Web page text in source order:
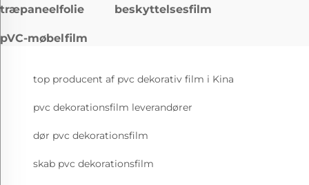
træpaneelfolie beskyttelsesfilm
pVC-møbelfilm
top producent af pvc dekorativ film i Kina
pvc dekorationsfilm leverandører
dør pvc dekorationsfilm
skab pvc dekorationsfilm